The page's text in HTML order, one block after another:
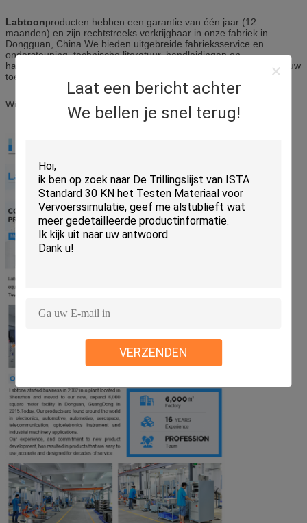
Labtoonproducten hebben een garantie van één jaar (12
maanden) en zijn rechtstreeks verkrijgbaar in onze fabriek in
Dongguan, China.We bieden uitgebreide fabrieksservice en
ondersteuning, technische literatuur, handleidingen en
handleidingen, evenals gekwalificeerd personeel van experts om uw
toepassingsproblemen op te lossen.
Wij nodigen u van harte uit om onze fabriek te bezoeken.
Laat een bericht achter
We bellen je snel terug!
VERZENDEN